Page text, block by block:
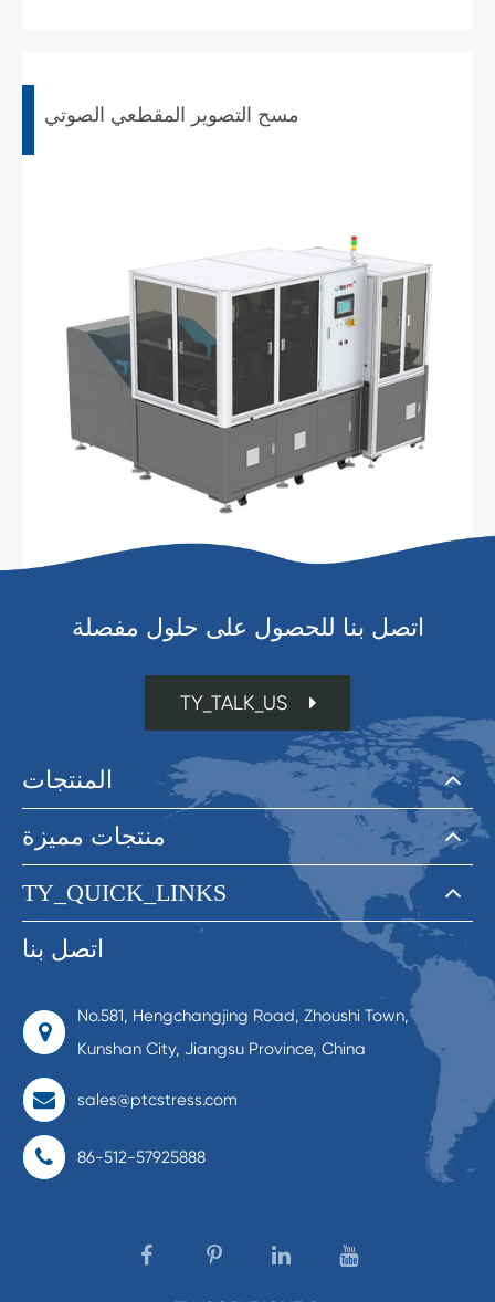
مسح التصوير المقطعي الصوتي
اتصل بنا للحصول على حلول مفصلة
TY_TALK_US
المنتجات
منتجات مميزة
TY_QUICK_LINKS
اتصل بنا
No.581, Hengchangjing Road, Zhoushi Town,
Kunshan City, Jiangsu Province, China
sales@ptcstress.com
86-512-57925888